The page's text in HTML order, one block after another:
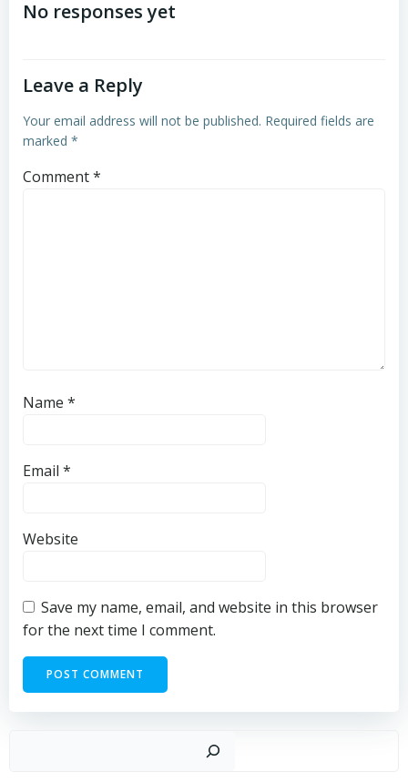
navigation
No responses yet
Leave a Reply
Your email address will not be published. Required fields are
marked *
Comment*
Name *
Email *
Website
Save my name, email, and website in this browser
for the next time I comment.